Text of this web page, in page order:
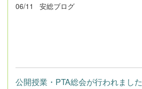
06/11 安総ブログ
公開授業・PTA総会が行われました